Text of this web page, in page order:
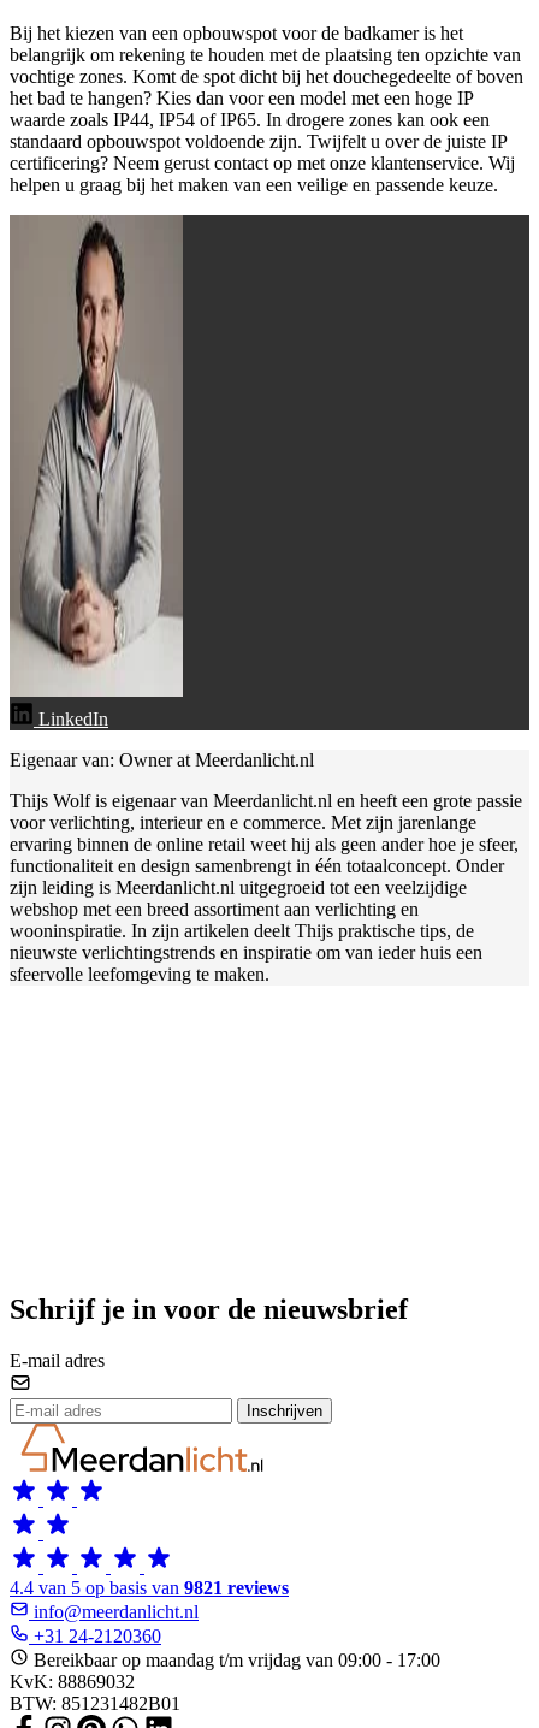
Bij het kiezen van een opbouwspot voor de badkamer is het
belangrijk om rekening te houden met de plaatsing ten opzichte van
vochtige zones. Komt de spot dicht bij het douchegedeelte of boven
het bad te hangen? Kies dan voor een model met een hoge IP
waarde zoals IP44, IP54 of IP65. In drogere zones kan ook een
standaard opbouwspot voldoende zijn. Twijfelt u over de juiste IP
certificering? Neem gerust contact op met onze klantenservice. Wij
helpen u graag bij het maken van een veilige en passende keuze.
LinkedIn
Eigenaar van: Owner at Meerdanlicht.nl
Thijs Wolf is eigenaar van Meerdanlicht.nl en heeft een grote passie
voor verlichting, interieur en e commerce. Met zijn jarenlange
ervaring binnen de online retail weet hij als geen ander hoe je sfeer,
functionaliteit en design samenbrengt in één totaalconcept. Onder
zijn leiding is Meerdanlicht.nl uitgegroeid tot een veelzijdige
webshop met een breed assortiment aan verlichting en
wooninspiratie. In zijn artikelen deelt Thijs praktische tips, de
nieuwste verlichtingstrends en inspiratie om van ieder huis een
sfeervolle leefomgeving te maken.
Schrijf je in voor de nieuwsbrief
E-mail adres
Inschrijven
4.4 van 5 op basis van 9821 reviews
info@meerdanlicht.nl
+31 24-2120360
Bereikbaar op maandag t/m vrijdag van 09:00 - 17:00
KvK: 88869032
BTW: 851231482B01